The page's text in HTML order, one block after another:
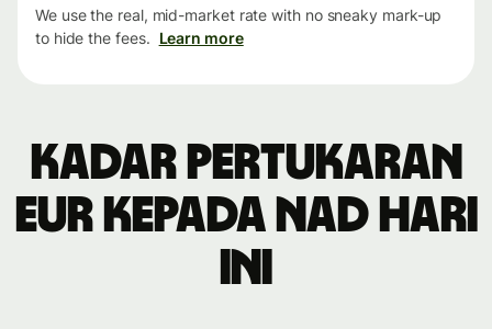
We use the real, mid-market rate with no sneaky mark-up
to hide the fees. Learn more
Kadar pertukaran
EUR kepada NAD hari
ini